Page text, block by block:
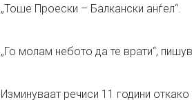
„Тоше Проески – Балкански анѓел“.
„Го молам небото да те врати“,
Изминуваат речиси 11 години